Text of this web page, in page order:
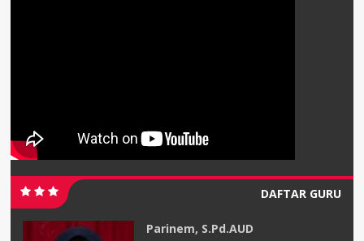
DAFTAR GURU
Parinem, S.Pd.AUD